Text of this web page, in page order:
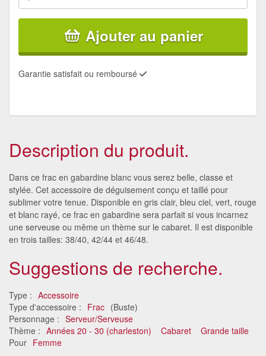
Ajouter au panier
Garantie satisfait ou remboursé
Description du produit.
Dans ce frac en gabardine blanc vous serez belle, classe et
stylée. Cet accessoire de déguisement conçu et taillé pour
sublimer votre tenue. Disponible en gris clair, bleu ciel, vert, rouge
et blanc rayé, ce frac en gabardine sera parfait si vous incarnez
une serveuse ou même un thème sur le cabaret. Il est disponible
en trois tailles: 38/40, 42/44 et 46/48.
Suggestions de recherche.
Type : Accessoire
Type d'accessoire : Frac (Buste)
Personnage : Serveur/Serveuse
Thème : Années 20 - 30 (charleston) Cabaret
Grande taille
Pour Femme